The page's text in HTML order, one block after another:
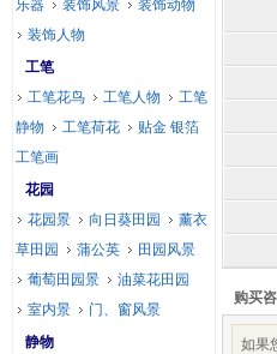
购买
如果
乐器 装饰风景
装饰动物
装饰人物
工笔
工笔花鸟
工笔人物
工笔
静物
工笔荷花
贴金 银箔
工笔画
花园
花园景
向日葵田园
薰衣
草田园
蒲公英
田园风景
葡萄田园景
油菜花田园
室内景
门、窗风景
静物